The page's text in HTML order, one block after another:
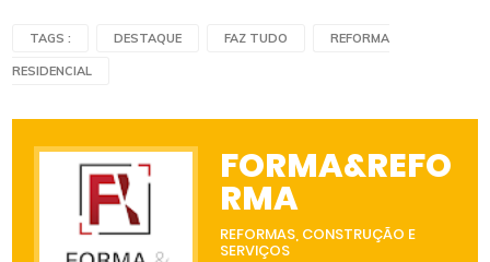
TAGS : DESTAQUE FAZ TUDO REFORMA
RESIDENCIAL
FORMA&REFO
RMA
REFORMAS, CONSTRUÇÃO E
SERVIÇOS